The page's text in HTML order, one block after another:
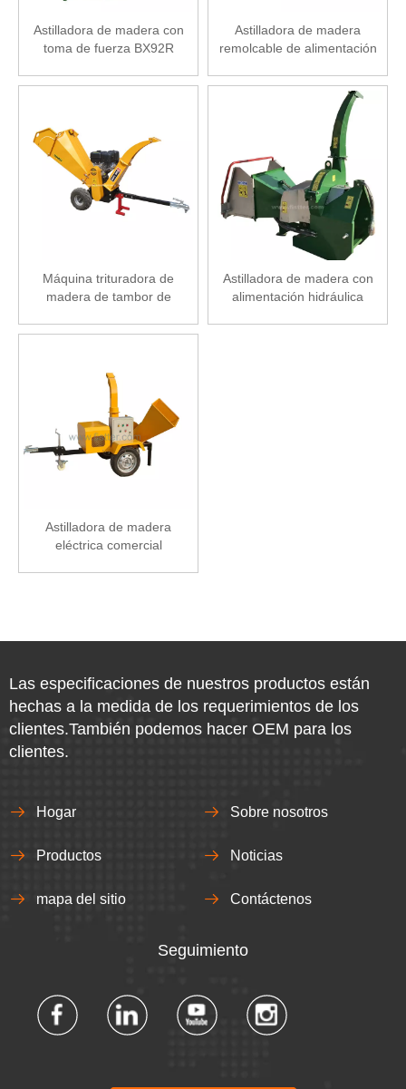
Astilladora de madera con
toma de fuerza BX92R
Astilladora de madera
remolcable de alimentación
de 18 hp
Máquina trituradora de
madera de tambor de
aprobación CE de venta
Astilladora de madera con
alimentación hidráulica
Astilladora de madera
eléctrica comercial
Las especificaciones de nuestros productos están
hechas a la medida de los requerimientos de los
clientes.También podemos hacer OEM para los
clientes.
Hogar Sobre nosotros
Productos Noticias
mapa del sitio Contáctenos
Seguimiento​​​​​​​